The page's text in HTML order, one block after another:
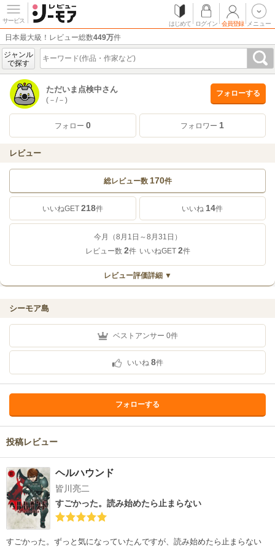
サービス はじめて ログイン 会員登録 メニュー
日本最大級！レビュー総数449万件
ジャンル
で探す
ただいま点検中さん
(－/－)
フォローする
フォロー 0 フォロワー 1
レビュー
総レビュー数 170件
いいねGET 218件 いいね 14件
今月（8月1日～8月31日）
レビュー数 2件 いいねGET 2件
レビュー評価詳細 ▼
シーモア島
ベストアンサー 0件
いいね 8件
フォローする
投稿レビュー
ヘルハウンド
皆川亮二
すごかった。読み始めたら止まらない
すごかった。ずっと気になっていたんですが、読み始めたら止まらない